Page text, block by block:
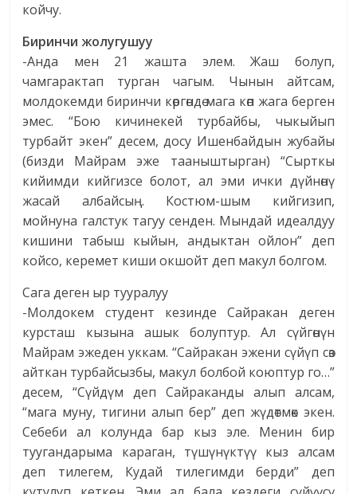
койчу.
Биринчи жолугушуу
-Анда мен 21 жашта элем. Жаш болуп,
чамгарактап турган чагым. Чынын айтсам,
молдокемди биринчи көргөндө мага көп жага берген
эмес. “Бою кичинекей турбайбы, чыкыйып
турбайт экен” десем, досу Ишенбайдын жубайы
(бизди Майрам эже тааныштырган) “Сырткы
кийимди кийгизсе болот, ал эми ички дүйнөнү
жасай албайсың. Костюм-шым кийгизип,
мойнуна галстук тагуу сенден. Мындай идеалдуу
кишини табыш кыйын, андыктан ойлон” деп
койсо, керемет киши окшойт деп макул болгом.
Сага деген ыр тууралуу
-Молдокем студент кезинде Сайракан деген
курсташ кызына ашык болуптур. Ал сүйгөнүн
Майрам эжеден уккам. “Сайракан эжени сүйүп сөз
айткан турбайсызбы, макул болбой коюптур го…”
десем, “Сүйдүм деп Сайраканды алып алсам,
“мага муну, тигини алып бер” деп жүдөтмөк экен.
Себеби ал колунда бар кыз эле. Менин бир
туугандарыма караган, түшүнүктүү кыз алсам
деп тилегем, Кудай тилегимди берди” деп